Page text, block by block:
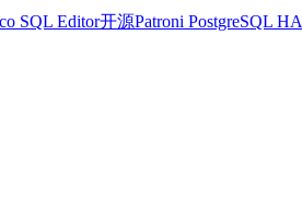
SQL Editor开源Patroni PostgreSQL HA